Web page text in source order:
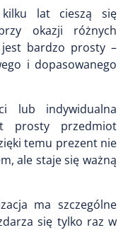
kilku lat cieszą się
okazji różnych
bardzo prosty –
i dopasowanego
lub indywidualna
prosty przedmiot
temu prezent nie
ale staje się ważną
ma szczególne
się tylko raz w